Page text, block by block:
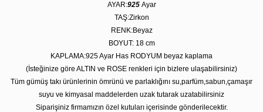
AYAR:925 Ayar
TAŞ:Zirkon
RENK:Beyaz
BOYUT: 18 cm
KAPLAMA:925 Ayar Has RODYUM beyaz kaplama
(İsteğinize göre ALTIN ve ROSE renkleri için bizlere ulaşabilirsiniz)
Tüm gümüş takı ürünlerinin ömrünü ve parlaklığını su,parfüm,sabun,çamaşır
suyu ve kimyasal maddelerden uzak tutarak uzatabilirsiniz
Siparişiniz firmamızın özel kutuları içerisinde gönderilecektir.